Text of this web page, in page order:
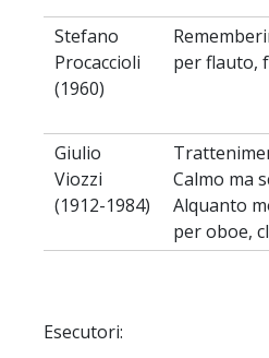
Stefano
Procaccioli
(1960)
per flauto,
Giulio
Viozzi
(1912-1984)
Calmo ma
Alquanto
per oboe,
Esecutori: